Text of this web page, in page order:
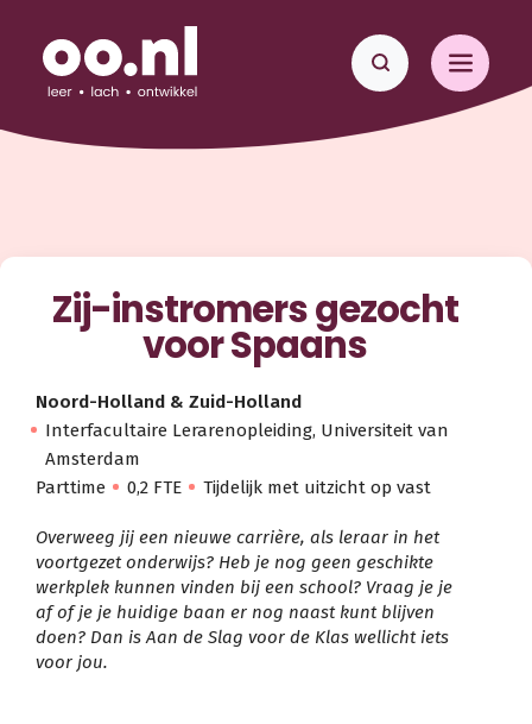
Zij-instromers gezocht
voor Spaans
Noord-Holland & Zuid-Holland
Interfacultaire Lerarenopleiding, Universiteit van
Amsterdam
Parttime
0,2 FTE Tijdelijk met uitzicht op vast
Overweeg jij een nieuwe carrière, als leraar in het
voortgezet onderwijs? Heb je nog geen geschikte
werkplek kunnen vinden bij een school? Vraag je je
af of je je huidige baan er nog naast kunt blijven
doen? Dan is Aan de Slag voor de Klas wellicht iets
voor jou.